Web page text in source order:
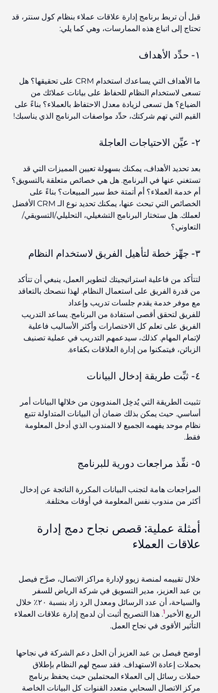
قبل أن تربط برنامج إدارة علاقات عملاء بنظام كول سنتر، قد
تحتاج إلى اتباع هذه الممارسات، وهي كما يلي:
١- حدِّد الأهداف
ما الأهداف التي يساعدك استخدام CRM على تحقيقها؟ هل
تسعى لاستخدام النظام للحفاظ على بيانات عملائك من
الضياع؟ هل تسعى لزيادة معدل الاحتفاظ بالعملاء؟ بناءً على
القيم التي تهم شركتك، حدِّد مواصفات البرنامج الذي يناسبك!
٢- عيِّن الاحتياجات العاجلة
بعد تحديد الأهداف، يمكنك بسهولة تعيين المميزات التي قد
تستغني عنها في البرنامج. هل هي خصائص متعلقة بالتسويق؟
أم خدمة العملاء؟ أم أتمتة خط سير المبيعات؟ بناءً على
الخصائص التي تبحث عنها، يمكنك تحديد نوع الـ CRM الأفضل
لعملك. هل ستختار البرنامج التشغيلي، التحليلي/التسويقي/
التعاوني؟
٣- جهِّز خطة لتأهيل الفريق لاستخدام النظام
لتتأكد من فاعلية استراتيجيتك لتطوير العمل، ينبغي أن تتأكد
من قدرة الفريق على استعمال النظام. لهذا ننصحك بالتعاقد
مع موفر خدمة يقدم جلسات تدريب وإعداد
للفريق لتحقق أقصى استفادة من البرنامج. يساعد التدريب
الفريق على تعلم كل الاختصارات وأكثر الأساليب فاعلية
لإتمام المهام. كذلك، سيدعمهم التدريب في عملية تصنيف
الزبائن، فيتمكنوا من إدارة العلاقات بكفاءة.
٤- ثبِّت طريقة إدخال البيانات
تثبيت الطريقة التي يُدخِل المندوبون من خلالها البيانات أمر
أساسي. حيث يمكن بذلك ضمان أن البيانات المتداولة تتبع
نظام موحد يفهمه الجميع لا المندوب الذي أدخل المعلومة
فقط.
٥- نفِّذ مراجعات دورية للبرنامج
المراجعات هامة لتجنب البيانات المكررة الناتجة عن إدخال
أكثر من مندوب نفس المعلومة في أوقات مختلفة.
أمثلة عملية: قصص نجاح دمج إدارة
علاقات العملاء
خلال تقييمه لمنصة زيوو لإدارة مراكز الاتصال، صرَّح فيصل
بن عبد العزيز، مدير التسويق في شركة الرياض للسفر
والسياحة، أن عدد الرسائل ومعدل الرد زاد بنسبة ٢٠٪ خلال
الربع الأخير 1. هذا التصريح أثبت أن لدمج إدارة علاقات العملاء
التأثير الأقوى في نجاح العمل.
أوضح فيصل بن عبد العزيز أن الحل دعم الشركة في نجاحها
بحملات إعادة الاستهداف. فقد سمح لهم النظام بإطلاق
حملات رسائل إلى العملاء المحتملين حيث يحفظ برنامج
مركز الاتصال السحابي متعدد القنوات كل البيانات الخاصة